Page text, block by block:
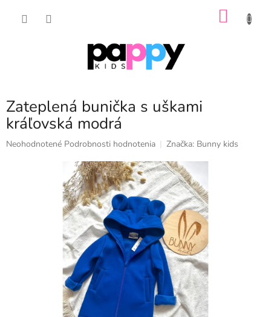
Zateplená bunička s uškami
kráľovská modrá
Priemerné
Neohodnotené Podrobnosti hodnotenia Značka: Bunny kids